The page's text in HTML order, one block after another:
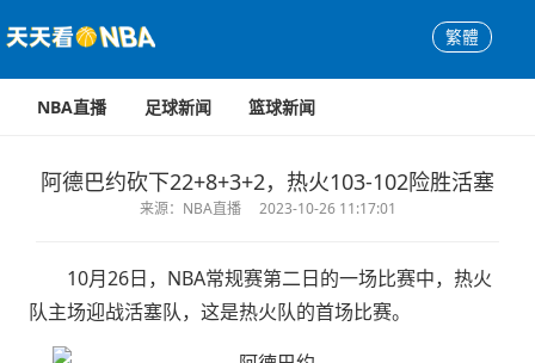
繁體
NBA直播 足球新闻 篮球新闻
阿德巴约砍下22+8+3+2，热火103-102险胜活塞
来源：NBA直播 2023-10-26 11:17:01
10月26日，NBA常规赛第二日的一场比赛中，热火
队主场迎战活塞队，这是热火队的首场比赛。